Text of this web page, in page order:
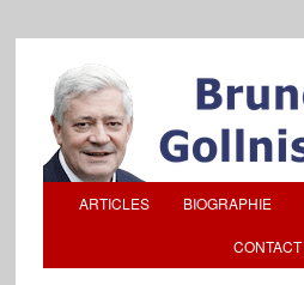
ARTICLES BIOGRAPHIE
CONTACT